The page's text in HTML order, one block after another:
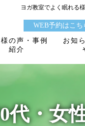
ヨガ教室でよく眠れる
の声・事例
紹介
お知
WEB予約はこち
代・女